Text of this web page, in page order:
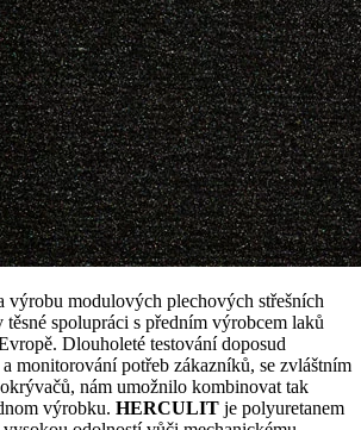
výrobu modulových plechových střešních
těsné spolupráci s předním výrobcem laků
Dlouholeté testování doposud
monitorování potřeb zákazníků, se zvláštním
nám umožnilo kombinovat tak
výrobku. HERCULIT je polyuretanem